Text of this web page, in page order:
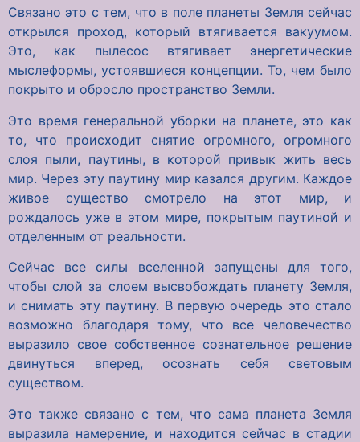
Связано это с тем, что в поле планеты Земля сейчас
открылся проход, который втягивается вакуумом.
Это, как пылесос втягивает энергетические
мыслеформы, устоявшиеся концепции. То, чем было
покрыто и обросло пространство Земли.
Это время генеральной уборки на планете, это как
то, что происходит снятие огромного, огромного
слоя пыли, паутины, в которой привык жить весь
мир. Через эту паутину мир казался другим. Каждое
живое существо смотрело на этот мир, и
рождалось уже в этом мире, покрытым паутиной и
отделенным от реальности.
Сейчас все силы вселенной запущены для того,
чтобы слой за слоем высвобождать планету Земля,
и снимать эту паутину. В первую очередь это стало
возможно благодаря тому, что все человечество
выразило свое собственное сознательное решение
двинуться вперед, осознать себя световым
существом.
Это также связано с тем, что сама планета Земля
выразила намерение, и находится сейчас в стадии